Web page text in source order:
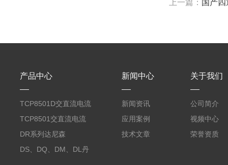
上一篇： 国产
产品中心
TCP8501D交直流电流
探头500A
TCP8501交直流电流
探头500A
DR系列达尼森
Danisense高精度电流
DS、DQ、DM、DL丹
新闻中心
新闻资讯
应用案例
技术文章
关于我们
公司简介
视频中心
荣誉资质